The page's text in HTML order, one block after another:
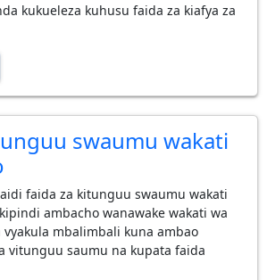
kukueleza kuhusu faida za kiafya za
swaumu wakati
faida za kitunguu swaumu wakati
ambacho wanawake wakati wa
mbalimbali kuna ambao
vitunguu saumu na kupata faida